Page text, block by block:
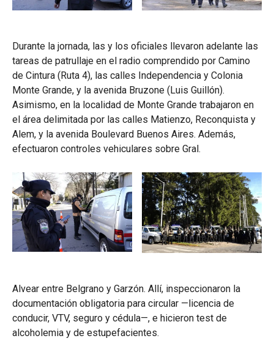
Durante la jornada, las y los oficiales llevaron adelante las
tareas de patrullaje en el radio comprendido por Camino
de Cintura (Ruta 4), las calles Independencia y Colonia
Monte Grande, y la avenida Bruzone (Luis Guillón).
Asimismo, en la localidad de Monte Grande trabajaron en
el área delimitada por las calles Matienzo, Reconquista y
Alem, y la avenida Boulevard Buenos Aires. Además,
efectuaron controles vehiculares sobre Gral.
Alvear entre Belgrano y Garzón. Allí, inspeccionaron la
documentación obligatoria para circular —licencia de
conducir, VTV, seguro y cédula—, e hicieron test de
alcoholemia y de estupefacientes.